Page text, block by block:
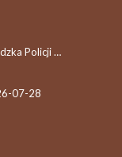
Komenda Wojewódzka Policji w Łodzi
07-28